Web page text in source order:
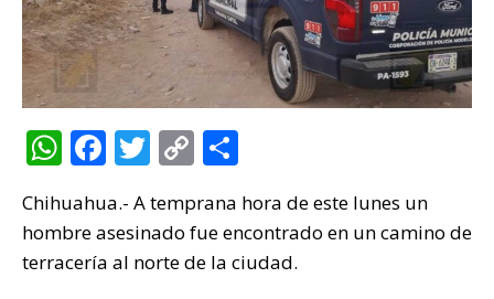
W
at
s
F
c
e
T
it
te
C
p
y
m
p
Chihuahua.- A temprana hora de este lunes un
hombre asesinado fue encontrado en un camino de
terracería al norte de la ciudad.